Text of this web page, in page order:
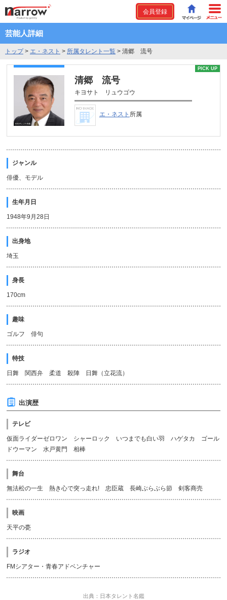
会員登録
芸能人詳細
トップ> エ・ネスト > 所属タレント一覧 > 清郷 流号
PICK UP
清郷 流号
キヨサト リュウゴウ
エ・ネスト 所属
ジャンル
俳優、モデル
生年月日
1948年9月28日
出身地
埼玉
身長
170cm
趣味
ゴルフ 俳句
特技
日舞 関西弁 柔道 殺陣 日舞（立花流）
出演歴
テレビ
仮面ライダーゼロワン シャーロック いつまでも白い羽 ハゲタカ ゴール
ドウーマン 水戸黄門 相棒
舞台
無法松の一生 熱き心で突っ走れ! 忠臣蔵 長崎ぶらぶら節 剣客商売
映画
天平の甍
ラジオ
FMシアター・青春アドベンチャー
出典：日本タレント名鑑